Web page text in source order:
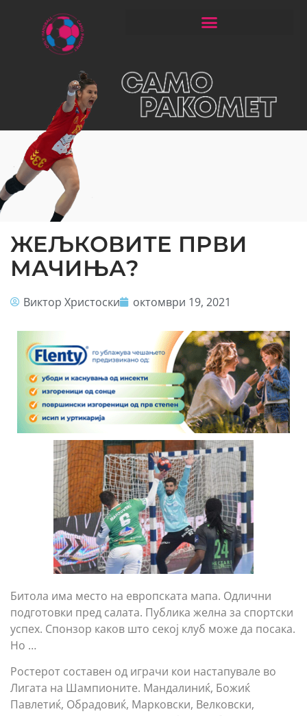
ЖЕЉКОВИТЕ ПРВИ
МАЧИЊА?
Виктор Христоски октомври 19, 2021
Битола има место на европската мапа. Одлични
подготовки пред салата. Публика желна за спортски
успех. Спонзор каков што секој клуб може да посака.
Но …
Ростерот составен од играчи кои настапувале во
Лигата на Шампионите. Мандалиниќ, Божиќ
Павлетиќ, Обрадовиќ, Марковски, Велковски,